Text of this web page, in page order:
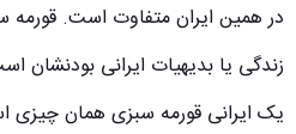
در همین ایران متفاوت است. قورمه‌
زندگی یا بدیهیات ایرانی
یک ایرانی قورمه سبزی همان چیزی